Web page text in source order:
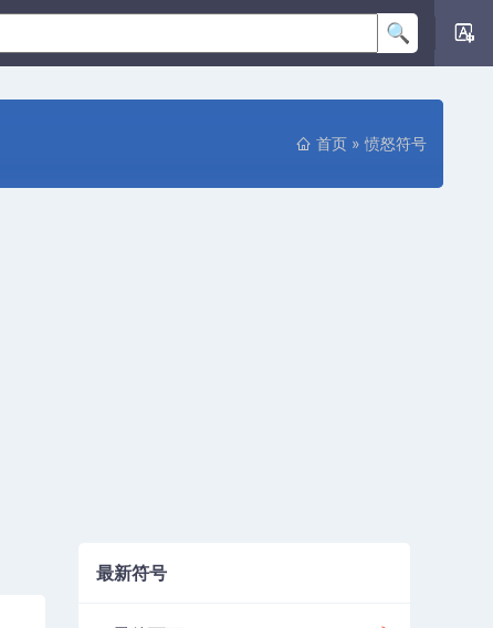
首页 »愤怒符号
最新符号